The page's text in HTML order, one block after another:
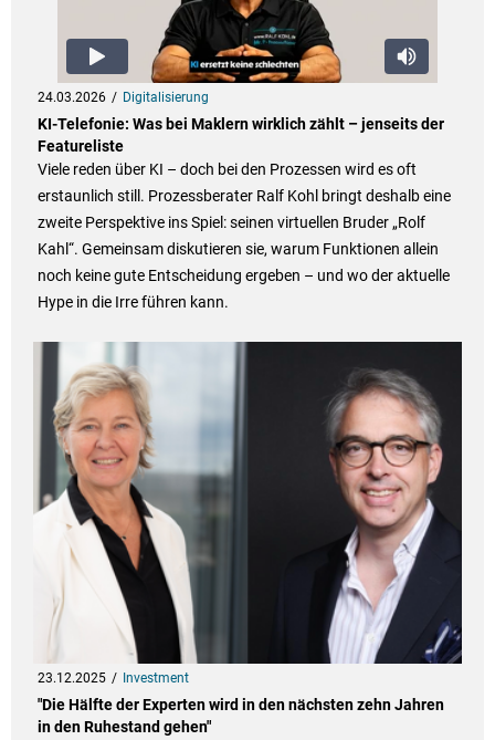
24.03.2026 Digitalisierung
KI-Telefonie: Was bei Maklern wirklich zählt – jenseits der
Featureliste
Viele reden über KI – doch bei den Prozessen wird es oft
erstaunlich still. Prozessberater Ralf Kohl bringt deshalb eine
zweite Perspektive ins Spiel: seinen virtuellen Bruder „Rolf
Kahl“. Gemeinsam diskutieren sie, warum Funktionen allein
noch keine gute Entscheidung ergeben – und wo der aktuelle
Hype in die Irre führen kann.
23.12.2025 Investment
"Die Hälfte der Experten wird in den nächsten zehn Jahren
in den Ruhestand gehen"